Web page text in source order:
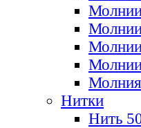
Молнии
Нитки
Нить